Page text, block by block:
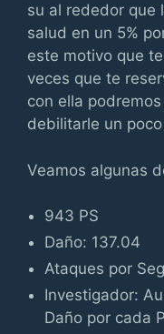
su al rededor que
salud en un 5%
este motivo que
veces que te
con ella
debilitarle un
Veamos algunas
943 PS
Daño: 137.04
Ataques por
Investigador:
Daño por cada